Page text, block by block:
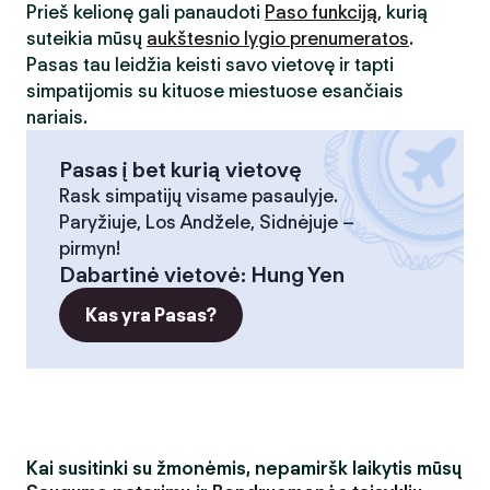
Prieš kelionę gali panaudoti Paso funkciją, kurią
suteikia mūsų aukštesnio lygio prenumeratos.
Pasas tau leidžia keisti savo vietovę ir tapti
simpatijomis su kituose miestuose esančiais
nariais.
Pasas į bet kurią vietovę
Rask simpatijų visame pasaulyje.
Paryžiuje, Los Andžele, Sidnėjuje –
pirmyn!
Dabartinė vietovė: Hung Yen
Kas yra Pasas?
Kai susitinki su žmonėmis, nepamiršk laikytis mūsų